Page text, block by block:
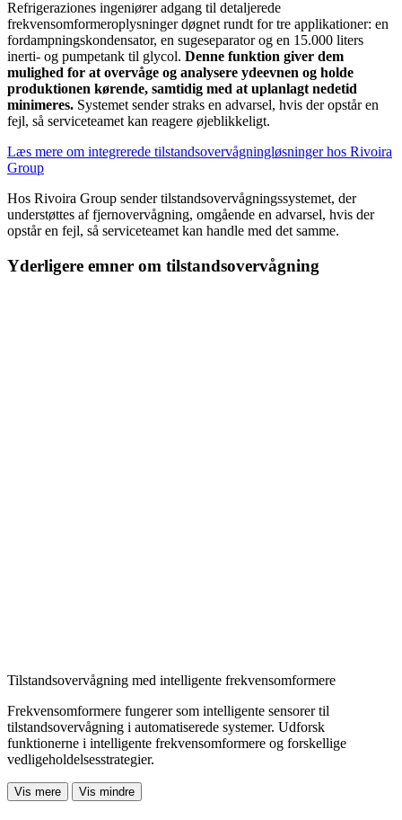
Refrigeraziones ingeniører adgang til detaljerede
frekvensomformeroplysninger døgnet rundt for tre applikationer: en
fordampningskondensator, en sugeseparator og en 15.000 liters
inerti- og pumpetank til glycol. Denne funktion giver dem
mulighed for at overvåge og analysere ydeevnen og holde
produktionen kørende, samtidig med at uplanlagt nedetid
minimeres. Systemet sender straks en advarsel, hvis der opstår en
fejl, så serviceteamet kan reagere øjeblikkeligt.
Læs mere om integrerede tilstandsovervågningløsninger hos Rivoira
Group
Hos Rivoira Group sender tilstandsovervågningssystemet, der
understøttes af fjernovervågning, omgående en advarsel, hvis der
opstår en fejl, så serviceteamet kan handle med det samme.
Yderligere emner om tilstandsovervågning
Tilstandsovervågning med intelligente frekvensomformere
Frekvensomformere fungerer som intelligente sensorer til
tilstandsovervågning i automatiserede systemer. Udforsk
funktionerne i intelligente frekvensomformere og forskellige
vedligeholdelsesstrategier.
Vis mere Vis mindre